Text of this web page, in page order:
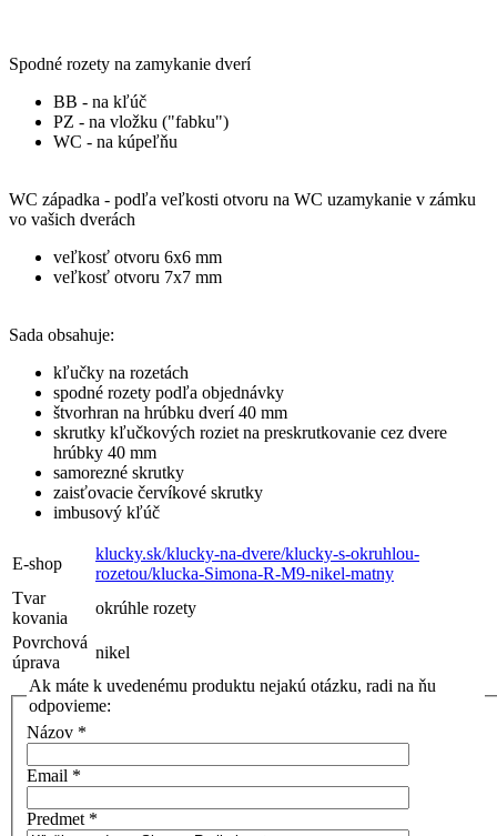
Spodné rozety na zamykanie dverí
BB - na kľúč
PZ - na vložku ("fabku")
WC - na kúpeľňu
WC západka - podľa veľkosti otvoru na WC uzamykanie v zámku
vo vašich dverách
veľkosť otvoru 6x6 mm
veľkosť otvoru 7x7 mm
Sada obsahuje:
kľučky na rozetách
spodné rozety podľa objednávky
štvorhran na hrúbku dverí 40 mm
skrutky kľučkových roziet na preskrutkovanie cez dvere
hrúbky 40 mm
samorezné skrutky
zaisťovacie červíkové skrutky
imbusový kľúč
E-shop
klucky.sk/klucky-na-dvere/klucky-s-okruhlou-
rozetou/klucka-Simona-R-M9-nikel-matny
Tvar
kovania
okrúhle rozety
Povrchová
úprava
nikel
Ak máte k uvedenému produktu nejakú otázku, radi na ňu
odpovieme:
Názov *
Email *
Predmet *